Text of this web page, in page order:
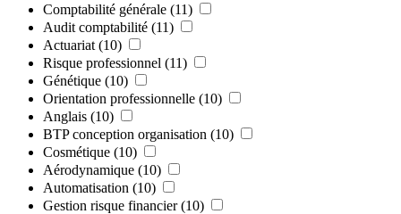
Comptabilité générale (11)
Audit comptabilité (11)
Actuariat (10)
Risque professionnel (11)
Génétique (10)
Orientation professionnelle (10)
Anglais (10)
BTP conception organisation (10)
Cosmétique (10)
Aérodynamique (10)
Automatisation (10)
Gestion risque financier (10)